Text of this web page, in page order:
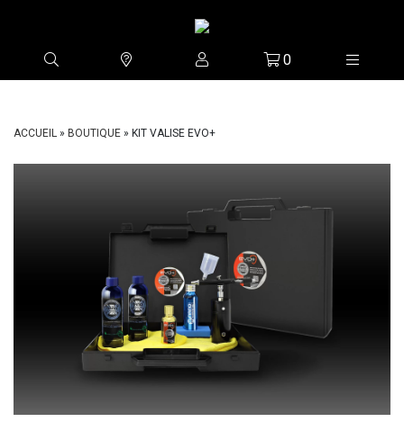
0
ACCUEIL » BOUTIQUE » KIT VALISE EVO+